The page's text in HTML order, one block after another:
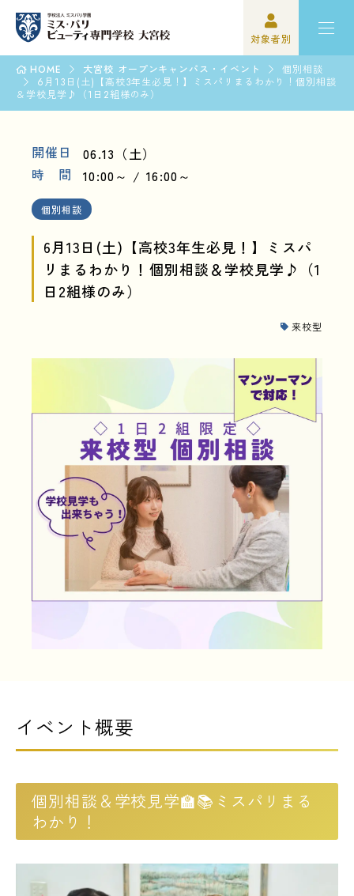
対象者別
高校3年生の方
保護者の方
学校関係者の方
企業の方
卒業生の方
ミスパリについて
オープンキャンパス・イベント
資格・就職
入学案内
学園生活
LINE友だち登録 よくある質問 アクセス
情報の公開
カリキュラム・シラバス
個人情報保護方針
サイトマップ
SNSをフォローして最新情報をCHECK !
HOME 大宮校 オープンキャンパス・イベント
個別相談
6月13日(土)【高校3年生必見！】ミスパリまるわかり！個別相談
＆学校見学♪（1日2組様のみ）
開催日
06.13（土）
時 間
10:00～ 16:00～
個別相談
6月13日(土)【高校3年生必見！】ミスパ
リまるわかり！個別相談＆学校見学♪（1
日2組様のみ）
来校型
イベント概要
個別相談＆学校見学🏫📚ミスパリまる
わかり！